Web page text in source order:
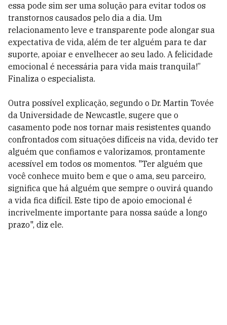
essa pode sim ser uma solução para evitar todos os
transtornos causados pelo dia a dia. Um
relacionamento leve e transparente pode alongar sua
expectativa de vida, além de ter alguém para te dar
suporte, apoiar e envelhecer ao seu lado. A felicidade
emocional é necessária para vida mais tranquila!”
Finaliza o especialista.
Outra possível explicação, segundo o Dr. Martin Tovée
da Universidade de Newcastle, sugere que o
casamento pode nos tornar mais resistentes quando
confrontados com situações difíceis na vida, devido ter
alguém que confiamos e valorizamos, prontamente
acessível em todos os momentos. "Ter alguém que
você conhece muito bem e que o ama, seu parceiro,
significa que há alguém que sempre o ouvirá quando
a vida fica difícil. Este tipo de apoio emocional é
incrivelmente importante para nossa saúde a longo
prazo", diz ele.